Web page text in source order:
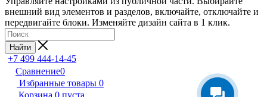
внешний вид элементов и разделов, включайте, отключайте и
передвигайте блоки. Изменяйте дизайн сайта в 1 клик.
Найти
+7 499 444-14-45
Сравнение0
Избранные товары 0
Корзина 0 пуста